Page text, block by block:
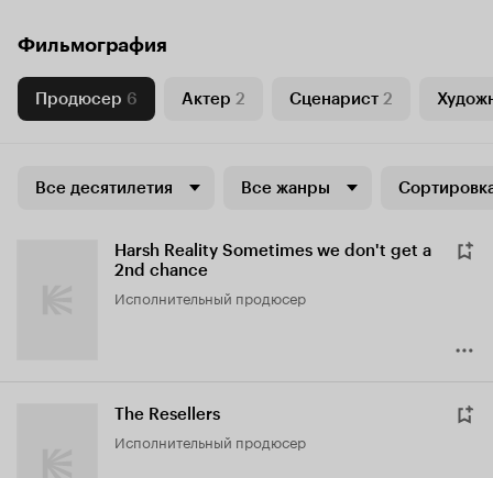
Фильмография
Продюсер 6 Актер 2 Сценарист 2
Все десятилетия Все жанры
Harsh Reality Sometimes we don't get a
2nd chance
исполнительный продюсер
The Resellers
исполнительный продюсер